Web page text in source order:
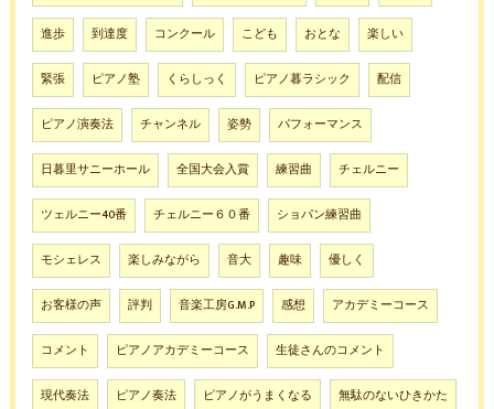
進歩 到達度 コンクール こども おとな 楽しい
緊張 ピアノ塾 くらしっく ピアノ暮ラシック 配信
ピアノ演奏法 チャンネル 姿勢 パフォーマンス
日暮里サニーホール 全国大会入賞 練習曲 チェルニー
ツェルニー40番 チェルニー６０番 ショパン練習曲
モシェレス 楽しみながら 音大 趣味 優しく
お客様の声 評判 音楽工房G.M.P 感想 アカデミーコース
コメント ピアノアカデミーコース 生徒さんのコメント
現代奏法 ピアノ奏法 ピアノがうまくなる 無駄のないひきかた